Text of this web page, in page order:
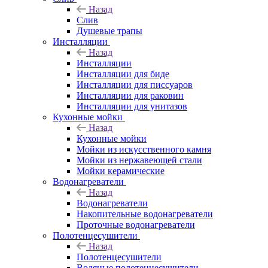
Назад
Слив
Душевые трапы
Инсталляции
Назад
Инсталляции
Инсталляции для биде
Инсталляции для писсуаров
Инсталляции для раковин
Инсталляции для унитазов
Кухонные мойки
Назад
Кухонные мойки
Мойки из искусственного камня
Мойки из нержавеющей стали
Мойки керамические
Водонагреватели
Назад
Водонагреватели
Накопительные водонагреватели
Проточные водонагреватели
Полотенцесушители
Назад
Полотенцесушители